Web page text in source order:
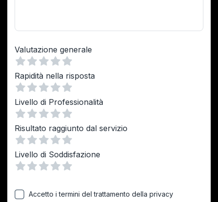
Valutazione generale
1 Stella
2 Stelle
3 Stelle
4 Stelle
5 Stelle
Rapidità nella risposta
1 Stella
2 Stelle
3 Stelle
4 Stelle
5 Stelle
Livello di Professionalità
1 Stella
2 Stelle
3 Stelle
4 Stelle
5 Stelle
Risultato raggiunto dal servizio
1 Stella
2 Stelle
3 Stelle
4 Stelle
5 Stelle
Livello di Soddisfazione
Accetto i termini del trattamento della privacy